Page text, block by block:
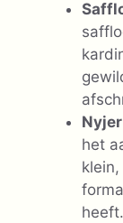
het
heeft.